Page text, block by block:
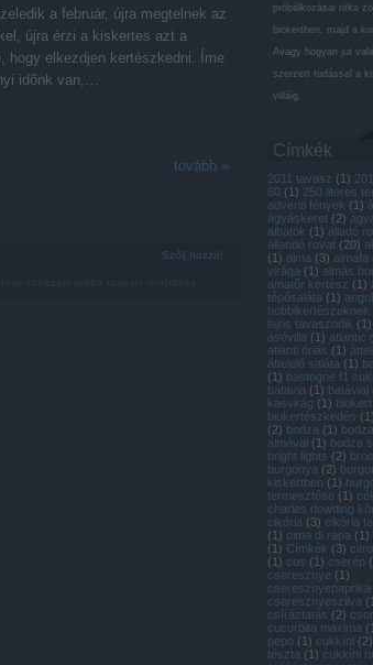
próbálkozásai ritka
biokertben, majd a
Avagy hogyan jut
szerzett tudással a
villáig.
Címkék
2011 tavasz (1)
60 (1) 250 literes
adventi fények (1)
ágyáskeret (2)
albatök (1) álladó
állandó rovat (20)
(1) alma (3) almafa
virága (1) almás
amatőr kertész (1)
tépősaláta (1)
hobbikertészeknek
lajos tavaszodik (1)
ásóvilla (1) atlantic
atlanti óriás (1)
áttelelő saláta (1)
(1) bastogne f1
batavia (1) batáviai
kasvirág (1) biokert
biokertészkedés (1)
(2) bodza (1)
almával (1) bodza
bright lights (2)
burgonya (2)
kiskertben (1)
termesztése (1)
charles dowding
cikória (3) cikória
(1) cima di rapa (1)
(1) Címkék (3)
(1) cos (1) cserép (
cseresznye (1)
cseresznyepaprika
cseresznyeszilva (1
csíráztatás (2)
cucurbita maxima (1
pepo (1) cukkíni (2)
tészta (1) cukkíni
a február, újra megtelnek az
újra érzi a kiskertes azt a
hogy elkezdjen kertészkedni. Íme
időnk van,…
tovább »
Szólj hozzá!